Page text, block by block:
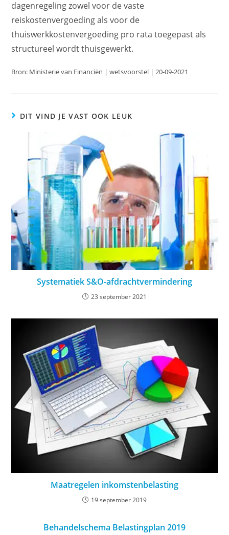
dagenregeling zowel voor de vaste
reiskostenvergoeding als voor de
thuiswerkkostenvergoeding pro rata toegepast als
structureel wordt thuisgewerkt.
Bron: Ministerie van Financiën | wetsvoorstel | 20-09-2021
DIT VIND JE VAST OOK LEUK
Systematiek S&O-afdrachtvermindering
23 september 2021
Maatregelen inkomstenbelasting
19 september 2019
Behandelschema Belastingplan 2019